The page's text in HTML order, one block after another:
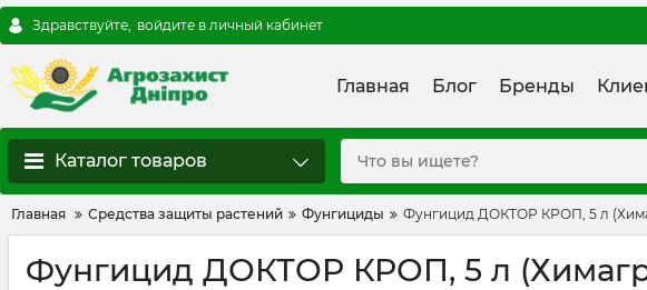
Здравствуйте, войдите в личный кабинет
Главная Блог Бренды
Каталог товаров
Главная Средства защиты растений Фунгициды Фунгицид ДОКТОР КРОП, 5 л
Фунгицид ДОКТОР КРОП, 5 л